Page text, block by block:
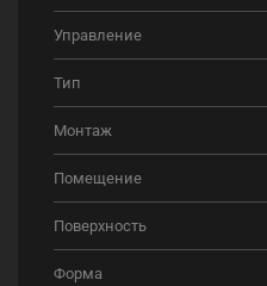
Управление
Тип
Монтаж
Помещение
Поверхность
Форма